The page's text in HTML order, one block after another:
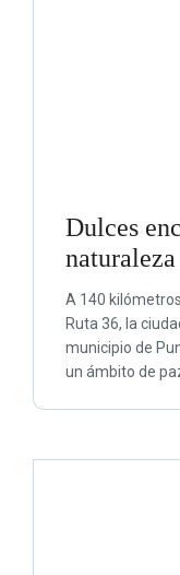
Dulces
A 140
Ruta 36, la
municipio de
un ámbito de